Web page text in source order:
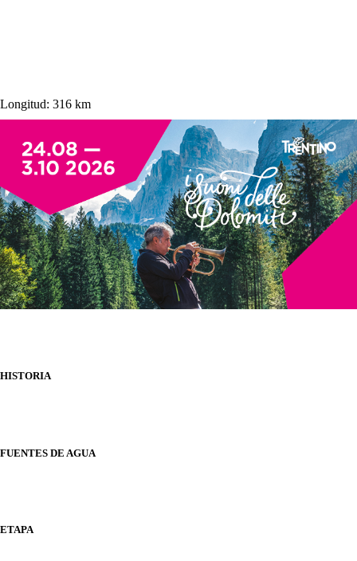
Longitud: 316 km
HISTORIA
FUENTES DE AGUA
ETAPA